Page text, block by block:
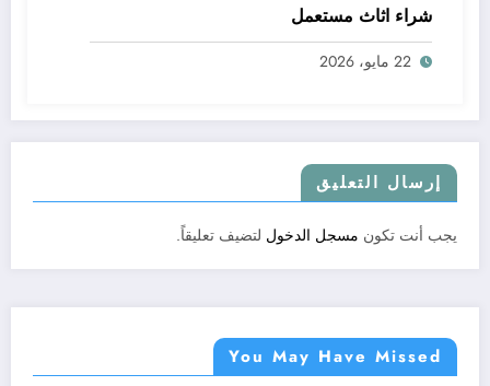
شراء اثاث مستعمل
22 مايو، 2026
إرسال التعليق
يجب أنت تكون مسجل الدخول لتضيف تعليقاً.
You May Have Missed